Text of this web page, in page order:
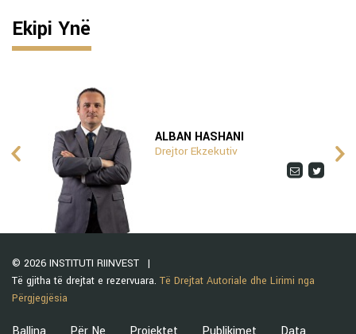
Ekipi Ynë
ALBAN HASHANI
Drejtor Ekzekutiv
© 2026 INSTITUTI RIINVEST
Të gjitha të drejtat e rezervuara. Të Drejtat Autoriale dhe Lirimi nga
Përgjegjësia